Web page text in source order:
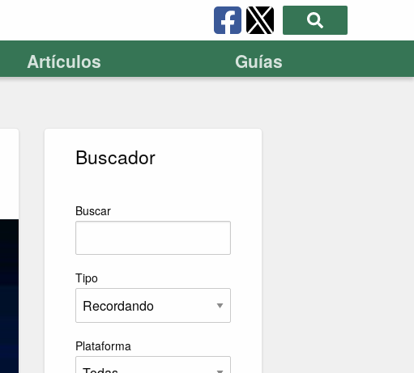
Artículos Guías
Buscador
Buscar
Tipo
Plataforma